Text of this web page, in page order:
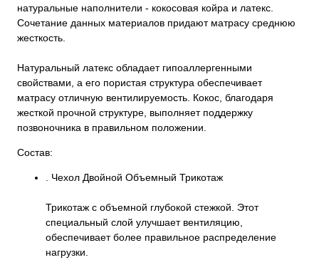
натуральные наполнители - кокосовая койра и латекс.
Сочетание данных материалов придают матрасу среднюю
жесткость.
Натуральный латекс обладает гипоаллергенными
свойствами, а его пористая структура обеспечивает
матрасу отличную вентилируемость. Кокос, благодаря
жесткой прочной структуре, выполняет поддержку
позвоночника в правильном положении.
Состав:
. Чехол Двойной Объемный Трикотаж
Трикотаж с объемной глубокой стежкой. Этот
специальный слой улучшает вентиляцию,
обеспечивает более правильное распределение
нагрузки.